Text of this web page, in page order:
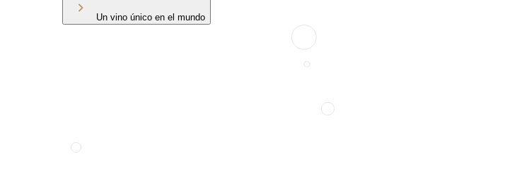
Un vino único en el mundo